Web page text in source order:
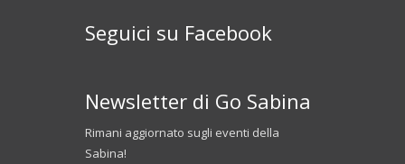
Seguici su Facebook
Newsletter di Go Sabina
Rimani aggiornato sugli eventi della
Sabina!